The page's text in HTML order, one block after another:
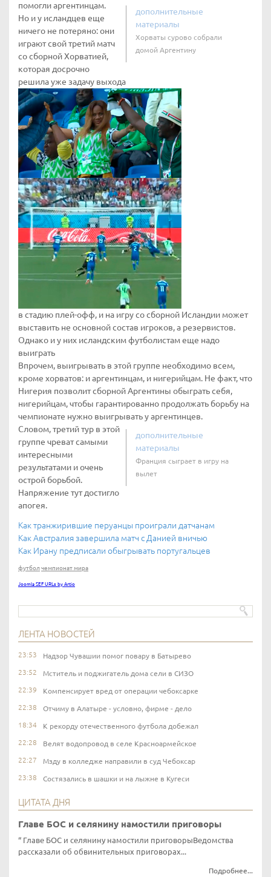
помогли аргентинцам.
дополнительные
материалы
Хорваты сурово собрали
домой Аргентину
Но и у исландцев еще
ничего не потеряно: они
играют свой третий матч
со сборной Хорватией,
которая досрочно
решила уже задачу выхода
в стадию плей-офф, и на игру со сборной Исландии может
выставить не основной состав игроков, а резервистов.
Однако и у них исландским футболистам еще надо
выиграть
Впрочем, выигрывать в этой группе необходимо всем,
кроме хорватов: и аргентинцам, и нигерийцам. Не факт, что
Нигерия позволит сборной Аргентины обыграть себя,
нигерийцам, чтобы гарантированно продолжать борьбу на
чемпионате нужно выигрывать у аргентинцев.
дополнительные
материалы
Франция сыграет в игру на
вылет
Словом, третий тур в этой
группе чреват самыми
интересными
результатами и очень
острой борьбой.
Напряжение тут достигло
апогея.
Как транжирившие перуанцы проиграли датчанам
Как Австралия завершила матч с Данией вничью
Как Ирану предписали обыгрывать португальцев
футбол чемпионат мира
Joomla SEF URLs by Artio
ЛЕНТА НОВОСТЕЙ
23:53 Надзор Чувашии помог повару в Батырево
23:52 Мститель и поджигатель дома сели в СИЗО
22:39 Компенсирует вред от операции чебоксарке
22:38 Отчиму в Алатыре - условно, фирме - дело
18:34 К рекорду отечественного футбола добежал
22:28 Велят водопровод в селе Красноармейское
22:27 Мзду в колледже направили в суд Чебоксар
23:38 Состязались в шашки и на лыжне в Кугеси
ЦИТАТА ДНЯ
Главе БОС и селянину намостили приговоры
Главе БОС и селянину намостили приговорыВедомства
рассказали об обвинительных приговорах...
Подробнее...